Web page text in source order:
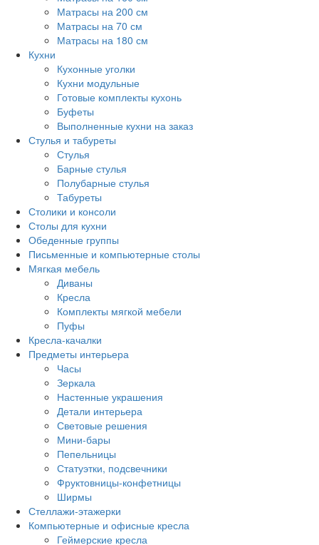
Матрасы на 200 см
Матрасы на 70 см
Матрасы на 180 см
Кухни
Кухонные уголки
Кухни модульные
Готовые комплекты кухонь
Буфеты
Выполненные кухни на заказ
Стулья и табуреты
Стулья
Барные стулья
Полубарные стулья
Табуреты
Столики и консоли
Столы для кухни
Обеденные группы
Письменные и компьютерные столы
Мягкая мебель
Диваны
Кресла
Комплекты мягкой мебели
Пуфы
Кресла-качалки
Предметы интерьера
Часы
Зеркала
Настенные украшения
Детали интерьера
Световые решения
Мини-бары
Пепельницы
Статуэтки, подсвечники
Фруктовницы-конфетницы
Ширмы
Стеллажи-этажерки
Компьютерные и офисные кресла
Геймерские кресла